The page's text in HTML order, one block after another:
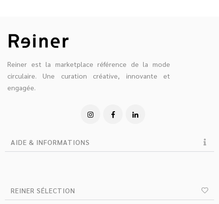
Reiner est la marketplace référence de la mode
circulaire. Une curation créative, innovante et
engagée.
AIDE & INFORMATIONS
REINER SÉLECTION